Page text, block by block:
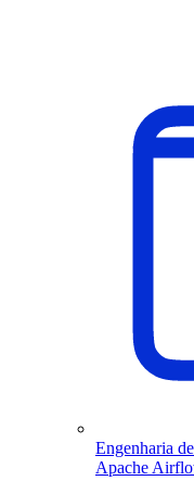
Engenharia
Apache